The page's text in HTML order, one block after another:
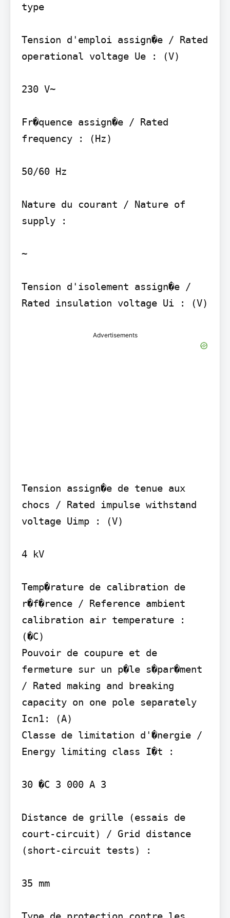
type
Tension d'emploi assign�e / Rated
operational voltage Ue : (V)
230 V~
Fr�quence assign�e / Rated
frequency : (Hz)
50/60 Hz
Nature du courant / Nature of
supply :
~
Tension d'isolement assign�e /
Advertisements
Tension assign�e de tenue aux
chocs / Rated impulse withstand
voltage Uimp : (V)
4 kV
Temp�rature de calibration de
r�f�rence / Reference ambient
calibration air temperature :
(�C)
Pouvoir de coupure et de
fermeture sur un p�le s�par�ment
/ Rated making and breaking
capacity on one pole separately
Icn1: (A)
Classe de limitation d'�nergie /
Energy limiting class I�t :
30 �C 3 000 A 3
Distance de grille (essais de
court-circuit) / Grid distance
(short-circuit tests) :
35 mm